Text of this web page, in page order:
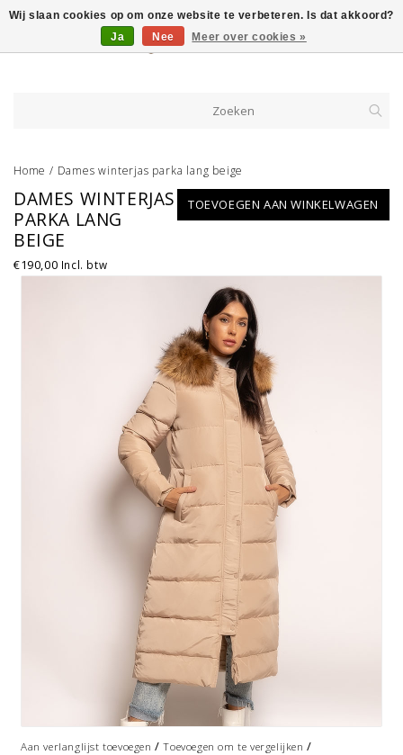
Home / Dames winterjas parka lang beige
TOEVOEGEN AAN WINKELWAGEN
DAMES WINTERJAS
PARKA LANG
BEIGE
€190,00 Incl. btw
Aan verlanglijst toevoegen /Toevoegen om te vergelijken /
Wij slaan cookies op om onze website te verbeteren. Is dat akkoord?
Ja
Nee Meer over cookies »